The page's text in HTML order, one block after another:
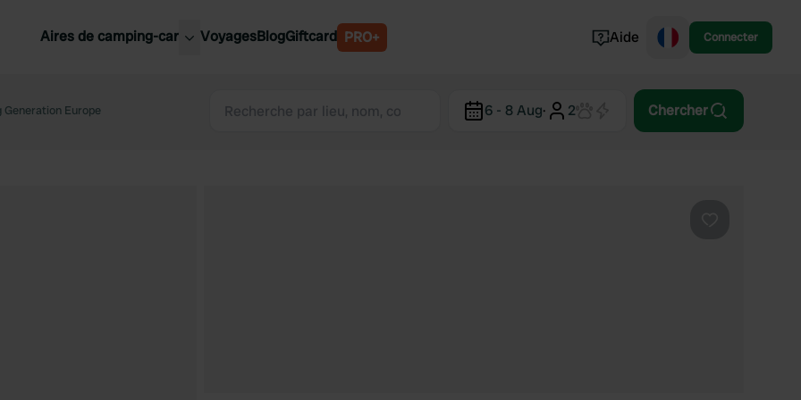
Aires de camping-car
Slovénie
VoyagesBlogGiftcard PRO+ Aide Connecter
Generation Europe 6 - 8 Aug· 2 Chercher